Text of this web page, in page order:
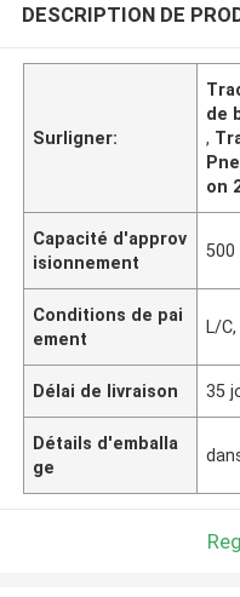
DESCRIPTION DE
Surligner:
de
,
on
Capacité d'approv
isionnement
500
Conditions de pai
ement
L/
Délai de livraison 35
Détails d'emballa
ge